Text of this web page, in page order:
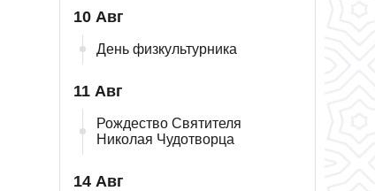
10 Авг
День физкультурника
11 Авг
Рождество Святителя
Николая Чудотворца
14 Авг